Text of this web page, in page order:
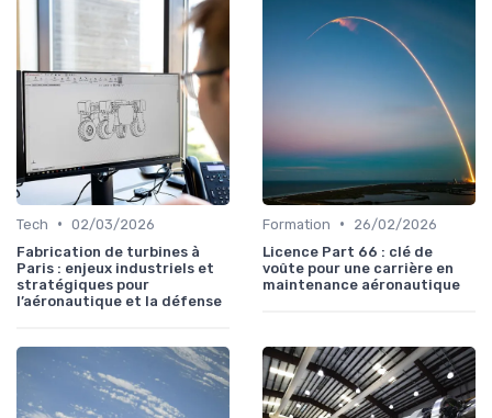
Tech • 02/03/2026
Fabrication de turbines à
Paris : enjeux industriels et
stratégiques pour
l’aéronautique et la défense
Formation •
26/02/2026
Licence Part 66 : clé de
voûte pour une carrière en
maintenance aéronautique